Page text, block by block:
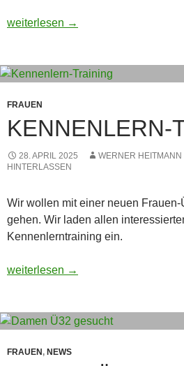
Probetraining
weiterlesen →
FRAUEN
KENNENLERN-
28. APRIL 2025 WERNER HEITMANN
HINTERLASSEN
Wir wollen mit einer neuen
gehen. Wir laden allen
Kennenlerntraining ein.
Kennenlern-Training
weiterlesen →
FRAUEN, NEWS